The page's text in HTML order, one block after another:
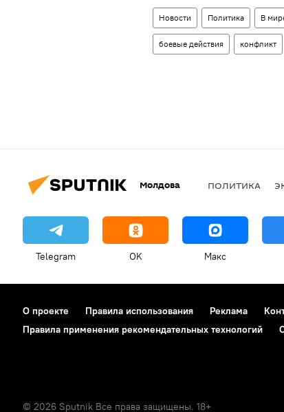
Новости Политика В
боевые действия конфликт
Молдова ПОЛИТИКА
Telegram OK Макс
О проекте Правила использования Реклама
Правила применения рекомендательных технологий
© 2026 Sputnik Все права защищены. 18+